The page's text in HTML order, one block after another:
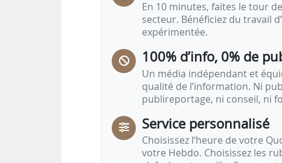
En 10 minutes, faites le tour
secteur. Bénéficiez du travail
expérimentée.
100% d’info, 0% de
Un média indépendant et
qualité de l’information. Ni
publireportage, ni conseil, ni
Service personnalisé
Choisissez l‘heure de votre
votre Hebdo. Choisissez les